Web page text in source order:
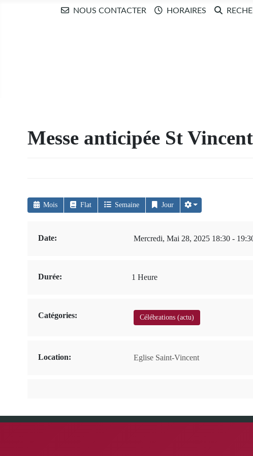
NOUS CONTACTER HORAIRES
Messe anticipée St
Mois Flat Semaine Jour
Date: Mercredi, Mai 28, 2025 18:30 -
Durée: 1 Heure
Catégories: Célébrations (actu)
Location: Eglise Saint-Vincent